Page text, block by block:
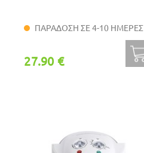
ΠΑΡΑΔΟΣΗ ΣΕ 4-10 ΗΜΕΡΕΣ
27.90 €